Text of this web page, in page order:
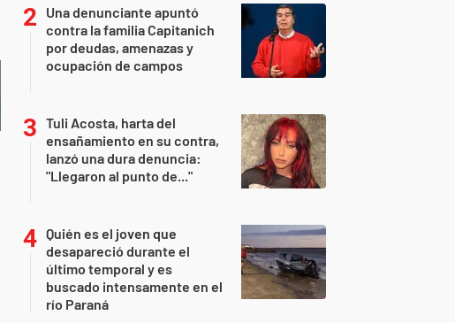
Una denunciante apuntó
contra la familia Capitanich
por deudas, amenazas y
ocupación de campos
Tuli Acosta, harta del
ensañamiento en su contra,
lanzó una dura denuncia:
"Llegaron al punto de..."
Quién es el joven que
desapareció durante el
último temporal y es
buscado intensamente en el
río Paraná